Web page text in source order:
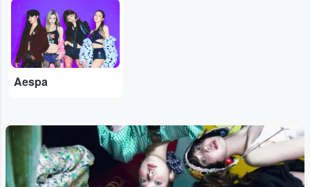
...
Aespa
...